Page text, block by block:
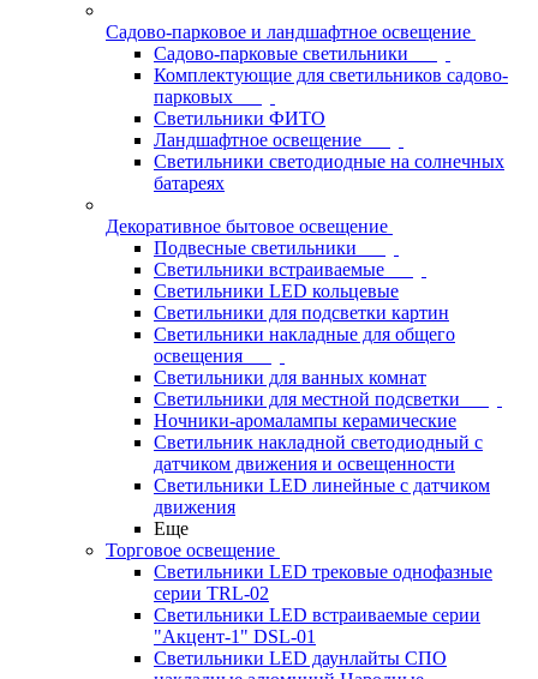
Садово-парковое и ландшафтное освещение
Садово-парковые светильники
Комплектующие для светильников садово-
парковых
Светильники ФИТО
Ландшафтное освещение
Светильники светодиодные на солнечных
батареях
Декоративное бытовое освещение
Подвесные светильники
Светильники встраиваемые
Светильники LED кольцевые
Светильники для подсветки картин
Светильники накладные для общего
освещения
Светильники для ванных комнат
Светильники для местной подсветки
Ночники-аромалампы керамические
Светильник накладной светодиодный с
датчиком движения и освещенности
Светильники LED линейные с датчиком
движения
Еще
Торговое освещение
Светильники LED трековые однофазные
серии TRL-02
Светильники LED встраиваемые серии
"Акцент-1" DSL-01
Светильники LED даунлайты СПО